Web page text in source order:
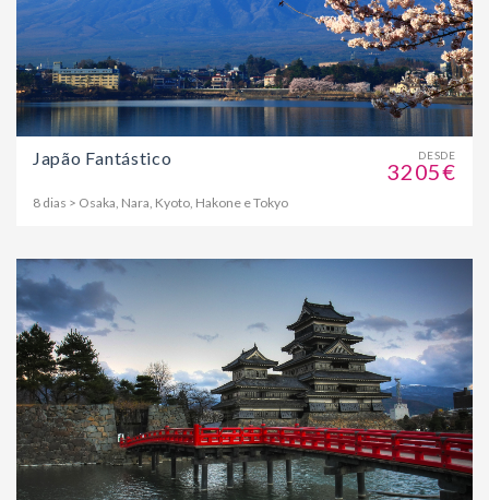
DESDE
3205€
Japão Fantástico
8 dias > Osaka, Nara, Kyoto, Hakone e Tokyo